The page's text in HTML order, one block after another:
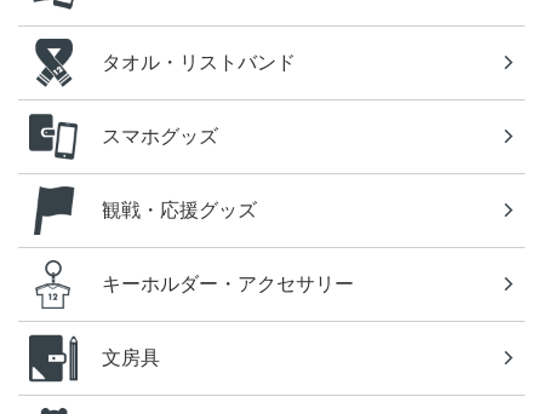
タオル・リストバンド
スマホグッズ
観戦・応援グッズ
キーホルダー・アクセサリー
文房具